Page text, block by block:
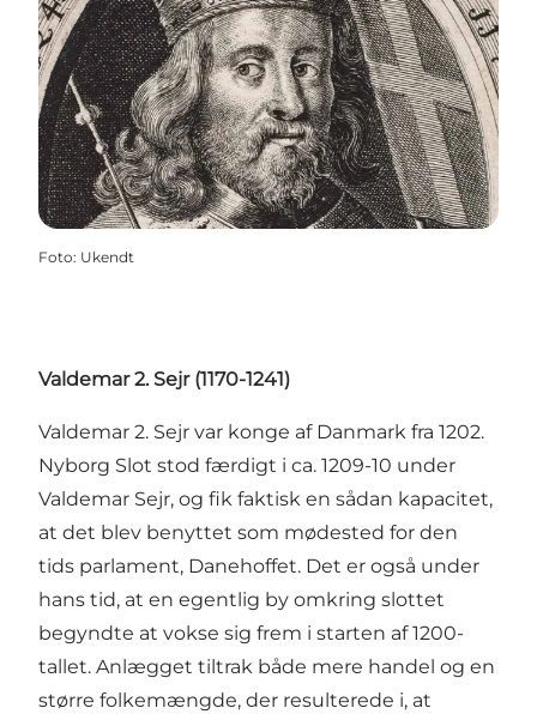
Foto: Ukendt
Valdemar 2. Sejr (1170-1241)
Valdemar 2. Sejr var konge af Danmark fra 1202.
Nyborg Slot stod færdigt i ca. 1209-10 under
Valdemar Sejr, og fik faktisk en sådan kapacitet,
at det blev benyttet som mødested for den
tids parlament, Danehoffet. Det er også under
hans tid, at en egentlig by omkring slottet
begyndte at vokse sig frem i starten af 1200-
tallet. Anlægget tiltrak både mere handel og en
større folkemængde, der resulterede i, at